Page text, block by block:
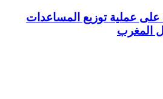
عملية توزيع المساعدات
المغرب